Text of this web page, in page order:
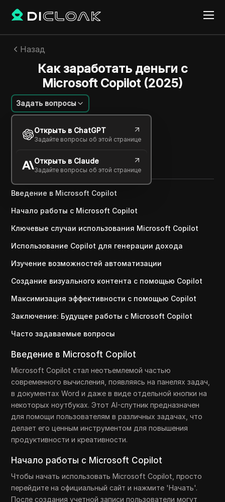
Назад
Как заработать деньги с
Microsoft Copilot (2025)
Задать вопросы
Открыть в ChatGPT
Задайте вопросы об этой странице
Открыть в Claude
Задайте вопросы об этой странице
Алексей Сидоров
06 мая 2025 2 минут
Copy Link
Введение в Microsoft Copilot
Начало работы с Microsoft Copilot
Ключевые случаи использования Microsoft Copilot
Использование Copilot для генерации дохода
Изучение возможностей автоматизации
Создание визуального контента с помощью Copilot
Максимизация эффективности с помощью Copilot
Заключение: Будущее работы с Microsoft Copilot
Часто задаваемые вопросы
Введение в Microsoft Copilot
Microsoft Copilot стал неотъемлемой частью
современного вычисления, появляясь на панелях задач,
в документах Word и даже в виде отдельной кнопки на
некоторых ноутбуках. Этот AI-спутник предназначен
для помощи пользователям в различных задачах, что
делает его ценным инструментом для повышения
продуктивности и креативности.
Начало работы с Microsoft Copilot
Чтобы начать использовать Microsoft Copilot, просто
перейдите на официальный сайт и нажмите 'Начать'.
После создания учетной записи пользователи могут